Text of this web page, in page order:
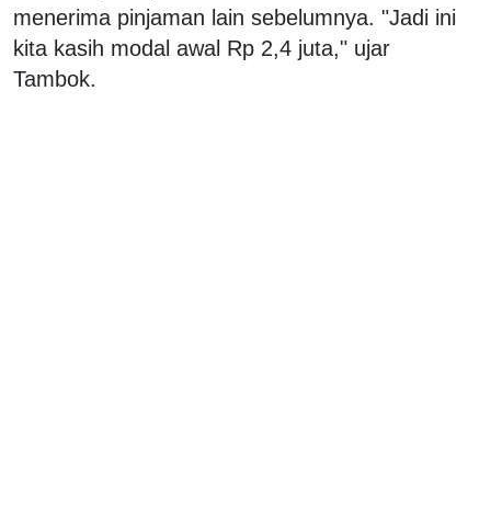
menerima pinjaman lain sebelumnya. "Jadi ini
kita kasih modal awal Rp 2,4 juta," ujar
Tambok.